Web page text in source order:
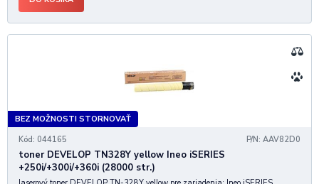
BEZ MOŽNOSTI STORNOVAŤ
Kód: 044165
P/N: AAV82D0
toner DEVELOP TN328Y yellow Ineo iSERIES
+250i/+300i/+360i (28000 str.)